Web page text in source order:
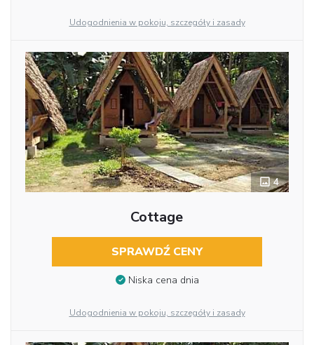
Udogodnienia w pokoju, szczegóły i zasady
4
Cottage
SPRAWDŹ CENY
Niska cena dnia
Udogodnienia w pokoju, szczegóły i zasady